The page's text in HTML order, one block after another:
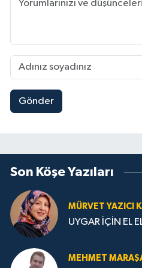
Gönder
Son Köşe Yazıları
MÜRVET YAZICI
UYGAR İÇİN EL
MEHMET